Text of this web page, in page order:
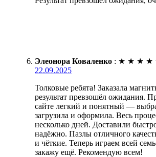
Элеонора Коваленко : ★ ★ ★ ★
22.09.2025
Толковые ребята! Заказала
результат превзошёл ожидания.
сайте легкий и понятный —
загрузила и оформила. Весь
несколько дней. Доставили
надёжно. Пазлы отличного
и чёткие. Теперь играем всей
закажу ещё. Рекомендую всем!